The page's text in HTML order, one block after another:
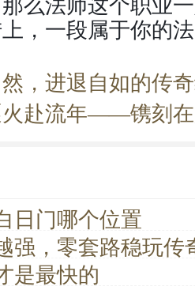
，一段属于你的
，进退自如的传
赴流年——镌刻在
日门哪个位置
强，零套路稳玩传
是最快的